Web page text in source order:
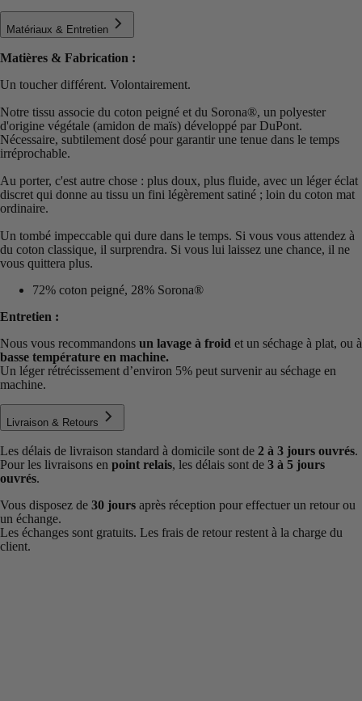
Matériaux & Entretien
Matières & Fabrication :
Un toucher différent. Volontairement.
Notre tissu associe du coton peigné et du Sorona®️, un polyester
d'origine végétale (amidon de maïs) développé par DuPont.
Nécessaire, subtilement dosé pour garantir une tenue dans le temps
irréprochable.
Au porter, c'est autre chose : plus doux, plus fluide, avec un léger éclat
discret qui donne au tissu un fini légèrement satiné ; loin du coton mat
ordinaire.
Un tombé impeccable qui dure dans le temps. Si vous vous attendez à
du coton classique, il surprendra. Si vous lui laissez une chance, il ne
vous quittera plus.
72% coton peigné, 28% Sorona®
Entretien :
Nous vous recommandons un lavage à froid et un séchage à plat, ou à
basse température en machine.
Un léger rétrécissement d’environ 5% peut survenir au séchage en
machine.
Livraison & Retours
Les délais de livraison standard à domicile sont de 2 à 3 jours ouvrés.
Pour les livraisons en point relais, les délais sont de 3 à 5 jours
ouvrés.
Vous disposez de 30 jours après réception pour effectuer un retour ou
un échange.
Les échanges sont gratuits. Les frais de retour restent à la charge du
client.